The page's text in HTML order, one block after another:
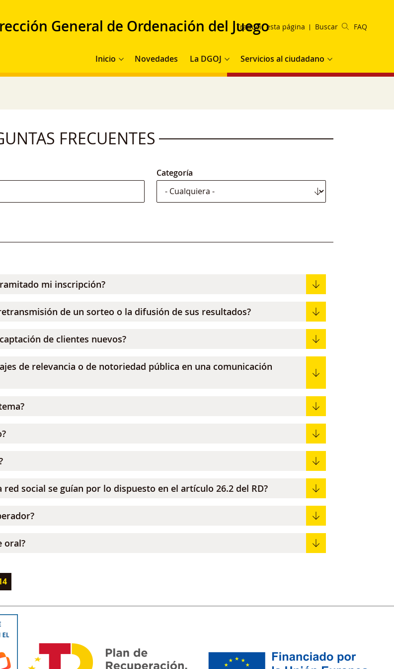
General de Ordenación del JuegoTraducir esta página Buscar FAQ
Navegación principal
Inicio Novedades La DGOJ Servicios al ciudadano
FRECUENTES
Categoría
mi inscripción?
de un sorteo o la difusión de sus resultados?
de clientes nuevos?
de relevancia o de notoriedad pública en una comunicación
social se guían por lo dispuesto en el artículo 26.2 del RD?
oral?
actual